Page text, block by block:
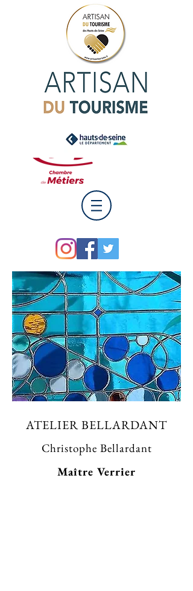
ATELIER BELLARDANT
Christophe Bellardant
Maître Verrier